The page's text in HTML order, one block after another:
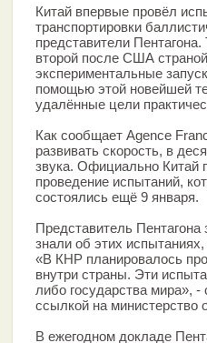
Китай впервые провёл
транспортировки
представители
второй после США
экспериментальные
помощью этой новейшей
удалённые цели
Как сообщает Agence
развивать скорость, в
звука. Официально Китай
проведение испытаний,
состоялись ещё 9 января.
Представитель
знали об этих
«В КНР планировалось
внутри страны. Эти
либо государства мира»,
ссылкой на министерство
В ежегодном докладе